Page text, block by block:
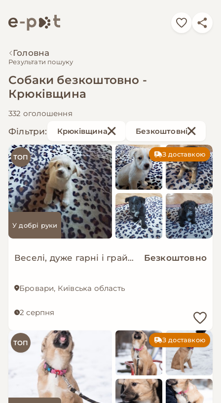
Головна
Результати пошуку
Собаки безкоштовно -
Крюківщина
332 оголошення
Фільтри: Крюківщина Безкоштовні
ТОП З доставкою
У добрі руки
Веселі, дуже гарні і грайливі цуценята шукають об'єкт для ощасливлення Безкоштовно
Бровари, Київська область
2 серпня
ТОП З доставкою